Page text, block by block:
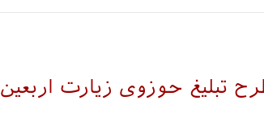
تبلیغ حوزوی زیارت اربعین